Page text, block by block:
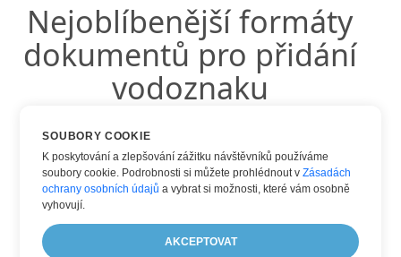
Nejoblíbenější formáty
dokumentů pro přidání
vodoznaku
Vodoznak DOC
Vodoznak WORD
SOUBORY COOKIE
K poskytování a zlepšování zážitku návštěvníků používáme
soubory cookie. Podrobnosti si můžete prohlédnout vZásadách
ochrany osobních údajů a vybrat si možnosti, které vám osobně
vyhovují.
AKCEPTOVAT